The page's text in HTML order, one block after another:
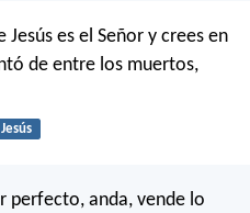
es el Señor y crees en
de entre los muertos,
Jesús
perfecto, anda, vende lo